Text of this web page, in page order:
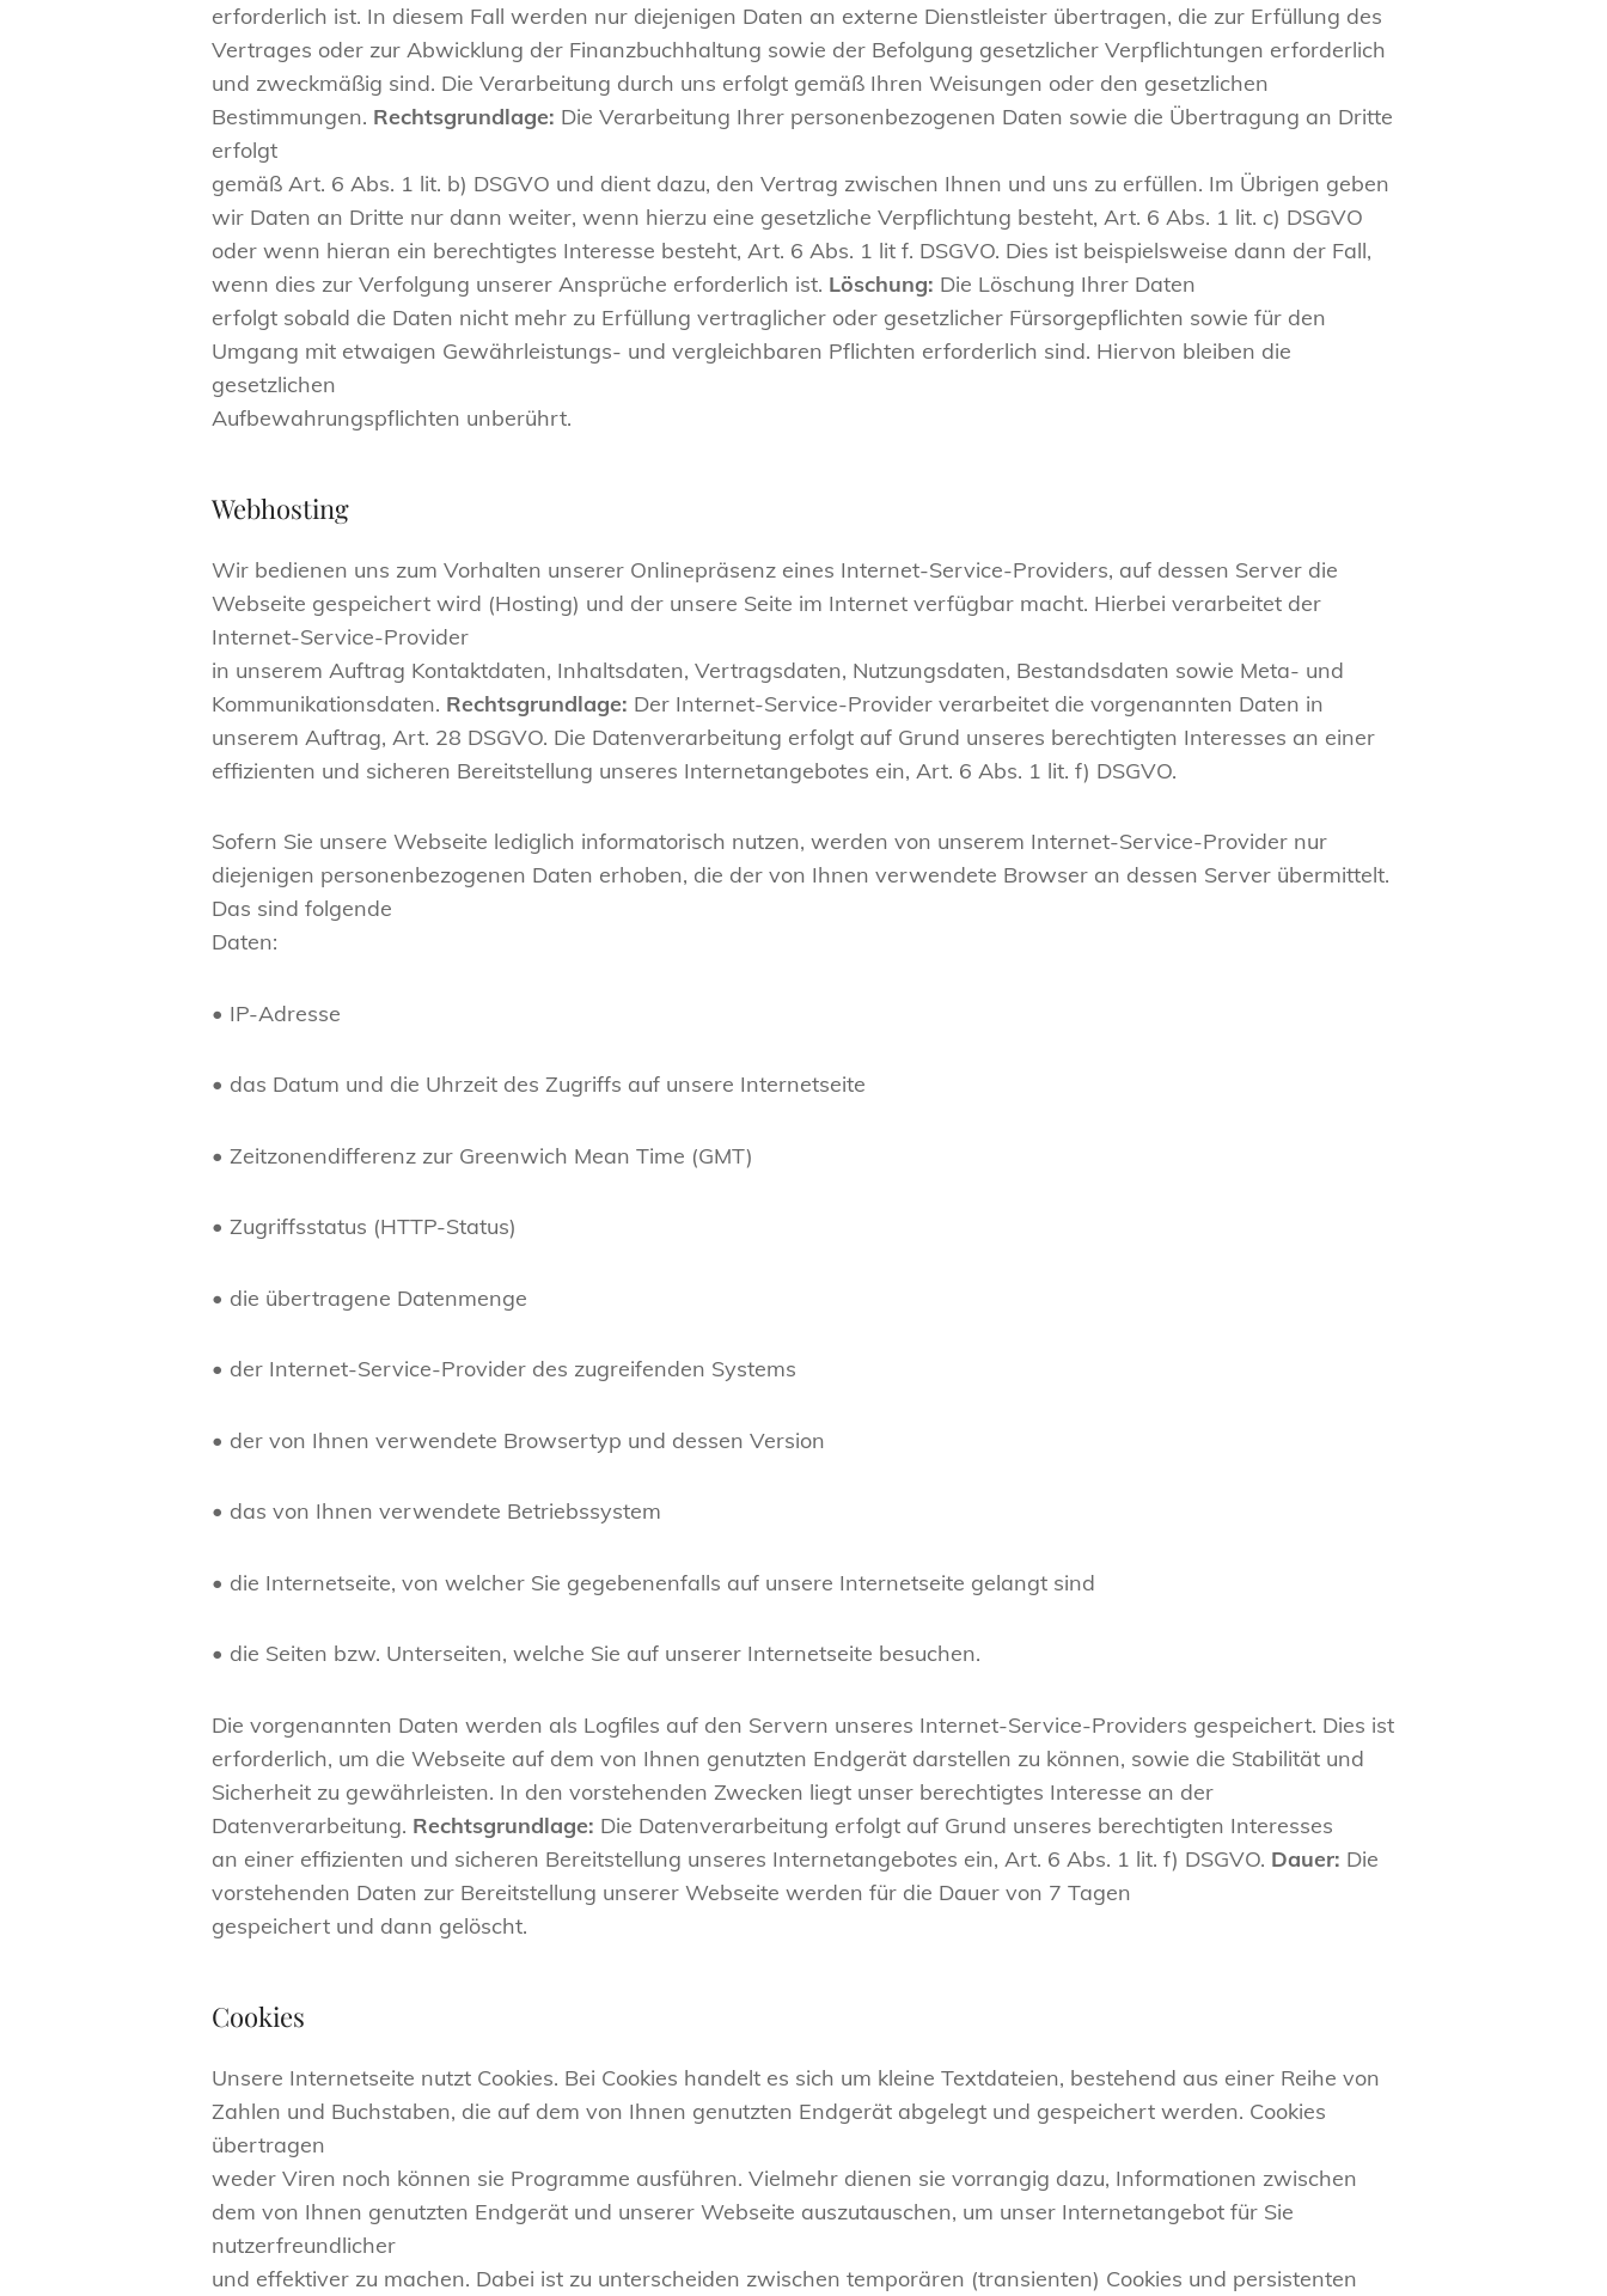
erforderlich ist. In diesem Fall werden nur diejenigen Daten an externe Dienstleister übertragen, die zur Erfüllung des
Vertrages oder zur Abwicklung der Finanzbuchhaltung sowie der Befolgung gesetzlicher Verpflichtungen erforderlich
und zweckmäßig sind. Die Verarbeitung durch uns erfolgt gemäß Ihren Weisungen oder den gesetzlichen
Bestimmungen. Rechtsgrundlage: Die Verarbeitung Ihrer personenbezogenen Daten sowie die Übertragung an Dritte
erfolgt
gemäß Art. 6 Abs. 1 lit. b) DSGVO und dient dazu, den Vertrag zwischen Ihnen und uns zu erfüllen. Im Übrigen geben
wir Daten an Dritte nur dann weiter, wenn hierzu eine gesetzliche Verpflichtung besteht, Art. 6 Abs. 1 lit. c) DSGVO
oder wenn hieran ein berechtigtes Interesse besteht, Art. 6 Abs. 1 lit f. DSGVO. Dies ist beispielsweise dann der Fall,
wenn dies zur Verfolgung unserer Ansprüche erforderlich ist. Löschung: Die Löschung Ihrer Daten
erfolgt sobald die Daten nicht mehr zu Erfüllung vertraglicher oder gesetzlicher Fürsorgepflichten sowie für den
Umgang mit etwaigen Gewährleistungs- und vergleichbaren Pflichten erforderlich sind. Hiervon bleiben die
gesetzlichen
Aufbewahrungspflichten unberührt.
Webhosting
Wir bedienen uns zum Vorhalten unserer Onlinepräsenz eines Internet-Service-Providers, auf dessen Server die
Webseite gespeichert wird (Hosting) und der unsere Seite im Internet verfügbar macht. Hierbei verarbeitet der
Internet-Service-Provider
in unserem Auftrag Kontaktdaten, Inhaltsdaten, Vertragsdaten, Nutzungsdaten, Bestandsdaten sowie Meta- und
Kommunikationsdaten. Rechtsgrundlage: Der Internet-Service-Provider verarbeitet die vorgenannten Daten in
unserem Auftrag, Art. 28 DSGVO. Die Datenverarbeitung erfolgt auf Grund unseres berechtigten Interesses an einer
effizienten und sicheren Bereitstellung unseres Internetangebotes ein, Art. 6 Abs. 1 lit. f) DSGVO.
Sofern Sie unsere Webseite lediglich informatorisch nutzen, werden von unserem Internet-Service-Provider nur
diejenigen personenbezogenen Daten erhoben, die der von Ihnen verwendete Browser an dessen Server übermittelt.
Das sind folgende
Daten:
• IP-Adresse
• das Datum und die Uhrzeit des Zugriffs auf unsere Internetseite
• Zeitzonendifferenz zur Greenwich Mean Time (GMT)
• Zugriffsstatus (HTTP-Status)
• die übertragene Datenmenge
• der Internet-Service-Provider des zugreifenden Systems
• der von Ihnen verwendete Browsertyp und dessen Version
• das von Ihnen verwendete Betriebssystem
• die Internetseite, von welcher Sie gegebenenfalls auf unsere Internetseite gelangt sind
• die Seiten bzw. Unterseiten, welche Sie auf unserer Internetseite besuchen.
Die vorgenannten Daten werden als Logfiles auf den Servern unseres Internet-Service-Providers gespeichert. Dies ist
erforderlich, um die Webseite auf dem von Ihnen genutzten Endgerät darstellen zu können, sowie die Stabilität und
Sicherheit zu gewährleisten. In den vorstehenden Zwecken liegt unser berechtigtes Interesse an der
Datenverarbeitung. Rechtsgrundlage: Die Datenverarbeitung erfolgt auf Grund unseres berechtigten Interesses
an einer effizienten und sicheren Bereitstellung unseres Internetangebotes ein, Art. 6 Abs. 1 lit. f) DSGVO. Dauer: Die
vorstehenden Daten zur Bereitstellung unserer Webseite werden für die Dauer von 7 Tagen
gespeichert und dann gelöscht.
Cookies
Unsere Internetseite nutzt Cookies. Bei Cookies handelt es sich um kleine Textdateien, bestehend aus einer Reihe von
Zahlen und Buchstaben, die auf dem von Ihnen genutzten Endgerät abgelegt und gespeichert werden. Cookies
übertragen
weder Viren noch können sie Programme ausführen. Vielmehr dienen sie vorrangig dazu, Informationen zwischen
dem von Ihnen genutzten Endgerät und unserer Webseite auszutauschen, um unser Internetangebot für Sie
nutzerfreundlicher
und effektiver zu machen. Dabei ist zu unterscheiden zwischen temporären (transienten) Cookies und persistenten